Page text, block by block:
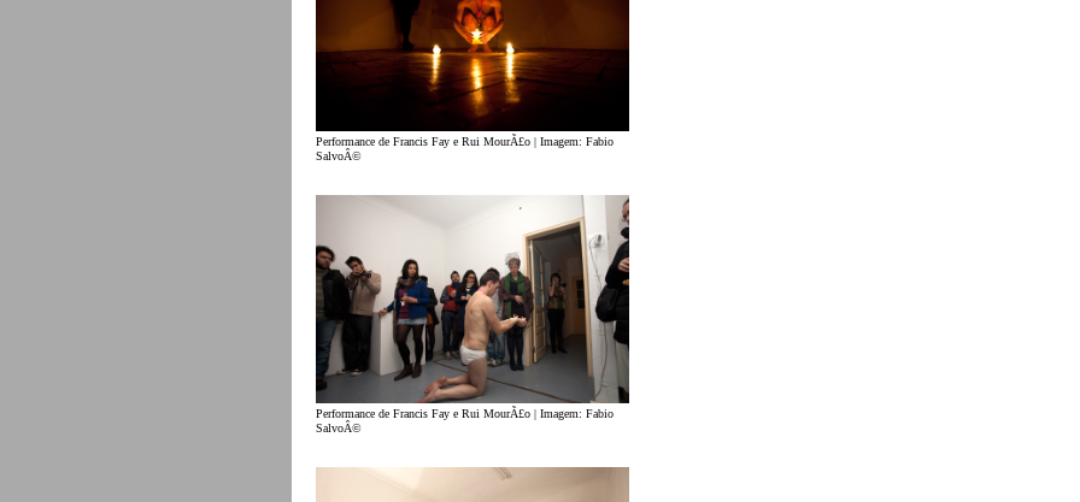
Performance de Francis Fay e Rui MourÃ£o | Imagem: Fabio
SalvoÂ©
Performance de Francis Fay e Rui MourÃ£o | Imagem: Fabio
SalvoÂ©